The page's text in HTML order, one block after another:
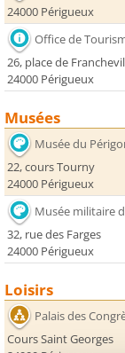
24000 Périgueux
Office de
26, place de
24000 Périgueux
Musées
Musée du
22, cours Tourny
24000 Périgueux
Musée militaire
32, rue des Farges
24000 Périgueux
Loisirs
Palais des
Cours Saint Georges